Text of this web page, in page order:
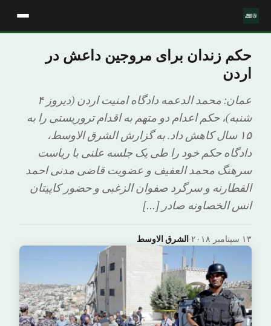
حکم زندان برای مروجین داعش در
اردن
عمان: محمد الدعمه دادگاه امنیت اردن (دیروز ۴
شنبه)، حکم اعدام دو متهم به اقدام تروریستی را به
۱۵ سال کاهش داد. به گزارش الشرق الاوسط،
دادگاه حکم خود را طی یک جلسه علنی با ریاست
سرهنگ محمد العفیف و عضویت قاضی مدنی احمد
القطارنه و سرگرد صفوان الزغبی و حضور کاپیتان
انس الخصاونه صادر […]
الشرق الاوسط· ۱۳ سپتامبر ۲۰۱۸